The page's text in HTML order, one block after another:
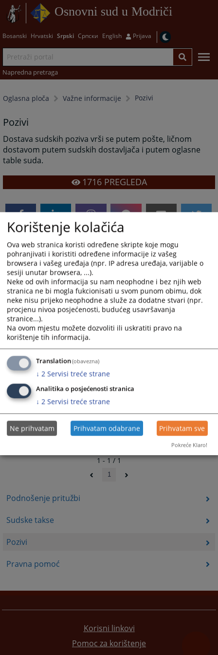
Osnovni sud u Modriči
Bosanski Hrvatski Srpski Српски English Prijava
Napredna pretraga
Oglasna ploča Važne informacije Pozivi
Podnošenje pritužbi
Sudske takse
Pozivi
Pravna pomoć
Pozivi
Dostava sudskih poziva vrši se putem pošte, ličnom
dostavom putem sudskih dostavljača i putem oglasne
table suda.
1716PREGLEDA
1 - 1 / 1
1
Korisni linkovi
Pomoc za korištenje
Korištenje kolačića
Ova web stranica koristi određene skripte koje mogu
pohranjivati i koristiti određene informacije iz vašeg
browsera i vašeg uređaja (npr. IP adresa uređaja, varijable o
sesiji unutar browsera, ...).
Neke od ovih informacija su nam neophodne i bez njih web
stranica ne bi mogla fukcionisati u svom punom obimu, dok
neke nisu prijeko neophodne a služe za dodatne stvari (npr.
procjenu nivoa posjećenosti, budućeg usavršavanja
stranice...).
Na ovom mjestu možete dozvoliti ili uskratiti pravo na
korištenje tih informacija.
Translation(obavezna)
↓ 2 Servisi treće strane
Analitika o posjećenosti stranica
↓ 2 Servisi treće strane
Ne prihvatam Prihvatam odabrane Prihvatam sve
Pokreće Klaro!